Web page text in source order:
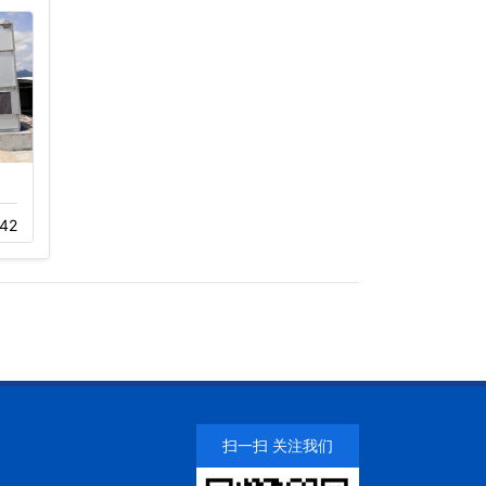
扫一扫 关注我们